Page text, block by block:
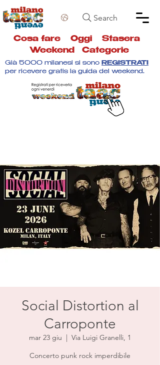
Search
Cosa fare Oggi Stasera
Weekend
Categorie
Già 5000 milanesi si sono REGISTRATI
per ricevere gratis la guida del weekend.
Social Distortion al
Carroponte
mar 23 giu
  |
Via Luigi Granelli, 1
Concerto punk rock imperdibile